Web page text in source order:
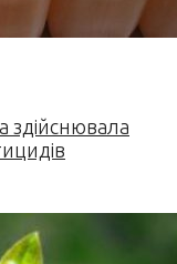
здійснювала